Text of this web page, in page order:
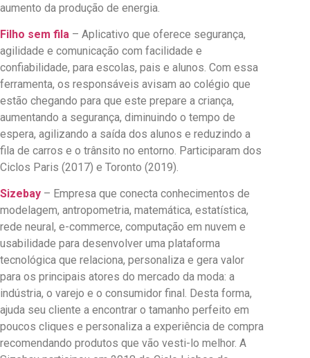
aumento da produção de energia.
Filho sem fila – Aplicativo que oferece segurança,
agilidade e comunicação com facilidade e
confiabilidade, para escolas, pais e alunos. Com essa
ferramenta, os responsáveis avisam ao colégio que
estão chegando para que este prepare a criança,
aumentando a segurança, diminuindo o tempo de
espera, agilizando a saída dos alunos e reduzindo a
fila de carros e o trânsito no entorno. Participaram dos
Ciclos Paris (2017) e Toronto (2019).
Sizebay – Empresa que conecta conhecimentos de
modelagem, antropometria, matemática, estatística,
rede neural, e-commerce, computação em nuvem e
usabilidade para desenvolver uma plataforma
tecnológica que relaciona, personaliza e gera valor
para os principais atores do mercado da moda: a
indústria, o varejo e o consumidor final. Desta forma,
ajuda seu cliente a encontrar o tamanho perfeito em
poucos cliques e personaliza a experiência de compra
recomendando produtos que vão vesti-lo melhor. A